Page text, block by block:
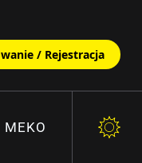
/ Rejestracja
MEKO